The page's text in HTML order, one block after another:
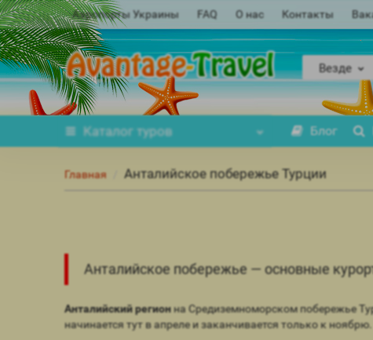
Аэропорты Украины FAQ О нас Контакты
Везде
Каталогтуров Блог
Главная Анталийское побережье Турции
Анталийское побережье — основные
Анталийский регионна Средиземноморском побережье
начинается тут в апреле и заканчивается только к ноябрю.